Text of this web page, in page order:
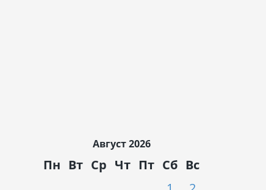
Август 2026
Пн Вт Ср Чт Пт Сб Вс